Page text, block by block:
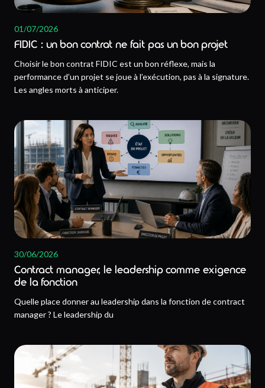
01/07/2026
FIDIC : un bon contrat ne fait pas un bon projet
Choisir le bon contrat FIDIC est un bon réflexe, mais la
performance d’un projet se joue à l’exécution, pas à la signature.
Les angles morts à anticiper.
30/06/2026
Contract manager, le leadership comme exigence
de la fonction
Quelle place donner au leadership dans la fonction de contract
manager ? Le leadership du